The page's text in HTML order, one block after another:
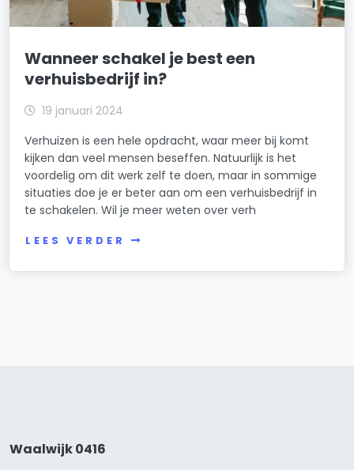
Wanneer schakel je best een
verhuisbedrijf in?
19 januari 2024
Verhuizen is een hele opdracht, waar meer bij komt
kijken dan veel mensen beseffen. Natuurlijk is het
voordelig om dit werk zelf te doen, maar in sommige
situaties doe je er beter aan om een verhuisbedrijf in
te schakelen. Wil je meer weten over verh
LEES VERDER
Waalwijk 0416